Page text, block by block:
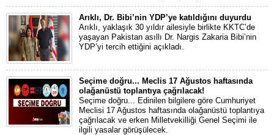
Arıklı, Dr. Bibi’nin YDP’ye katıldığını duyurdu
Arıklı, yaklaşık 30 yıldır ailesiyle birlikte KKTC’de
yaşayan Pakistan asıllı Dr. Nargis Zakaria Bibi’nin
YDP’yi tercih ettiğini açıkladı.
Seçime doğru... Meclis 17 Ağustos haftasında
olağanüstü toplantıya çağrılacak!
Seçime doğru... Edinilen bilgilere göre Cumhuriyet
Meclisi 17 Ağustos haftasında olağanüstü toplantıya
çağrılacak ve erken Milletvekilliği Genel Seçimi ile
ilgili yasalar görüşülecek.